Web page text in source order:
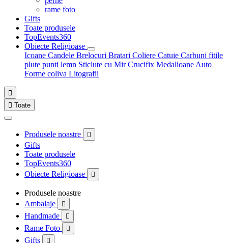
rame foto
Gifts
Toate produsele
TopEvents360
Obiecte Religioase
Icoane Candele Brelocuri Bratari Coliere Catuie Carbuni fitile
plute punti lemn Sticlute cu MirCrucifix Medalioane Auto
Forme coliva Litografii

 Toate
Produsele noastre 
Gifts
Toate produsele
TopEvents360
Obiecte Religioase

Produsele noastre
Ambalaje

Handmade 
Rame Foto 
Gifts 